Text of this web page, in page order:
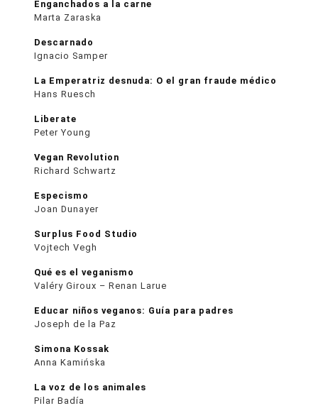
Enganchados a la carne
Marta Zaraska
Descarnado
Ignacio Samper
La Emperatriz desnuda: O el gran fraude médico
Hans Ruesch
Liberate
Peter Young
Vegan Revolution
Richard Schwartz
Especismo
Joan Dunayer
Surplus Food Studio
Vojtech Vegh
Qué es el veganismo
Valéry Giroux – Renan Larue
Educar niños veganos: Guía para padres
Joseph de la Paz
Simona Kossak
Anna Kamińska
La voz de los animales
Pilar Badía